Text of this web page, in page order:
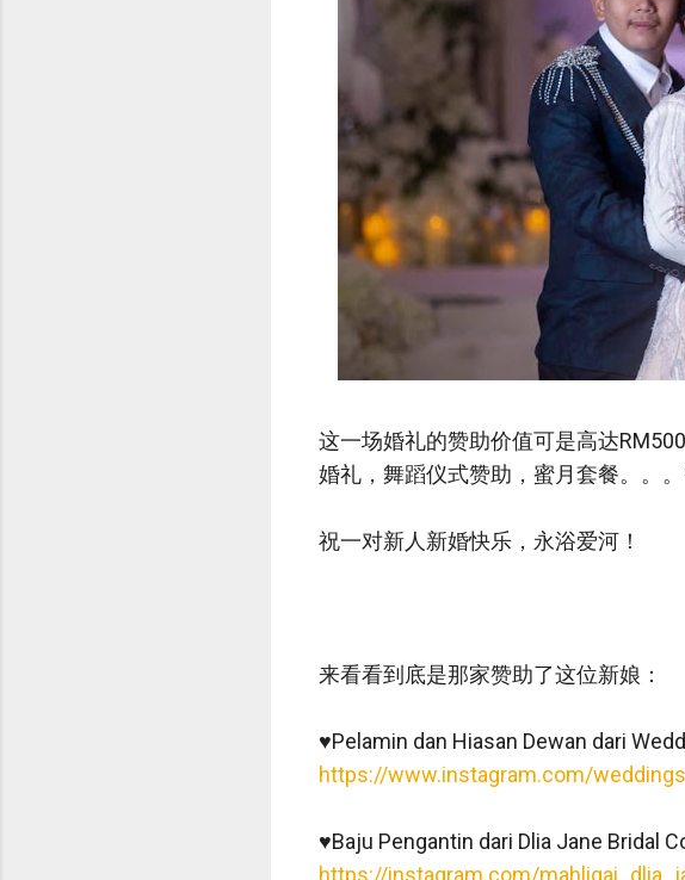
这一场婚礼的赞助价值可是高达
婚礼，舞蹈仪式赞助，蜜月套餐。。。
祝一对新人新婚快乐，永浴爱河！
来看看到底是那家赞助了这位新娘：
♥️Pelamin dan Hiasan Dewan dari
https://www.instagram.com/
♥️Baju Pengantin dari Dlia Jane Bridal
https://instagram.com/